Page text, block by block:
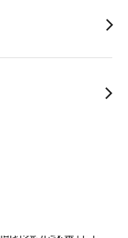
）设计利用车规
器进行视频调整
，用于测量环境
负责处理来自
环境光线条件下